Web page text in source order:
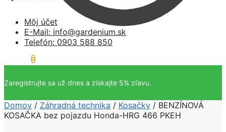
0
Môj účet
E-Mail: info@gardenium.sk
Telefón: 0903 588 850
0
Zaregistrujte sa už dnes a získajte 5% zľavu.
Domov / Záhradná technika / Kosačky / BENZÍNOVÁ
KOSAČKA bez pojazdu Honda-HRG 466 PKEH